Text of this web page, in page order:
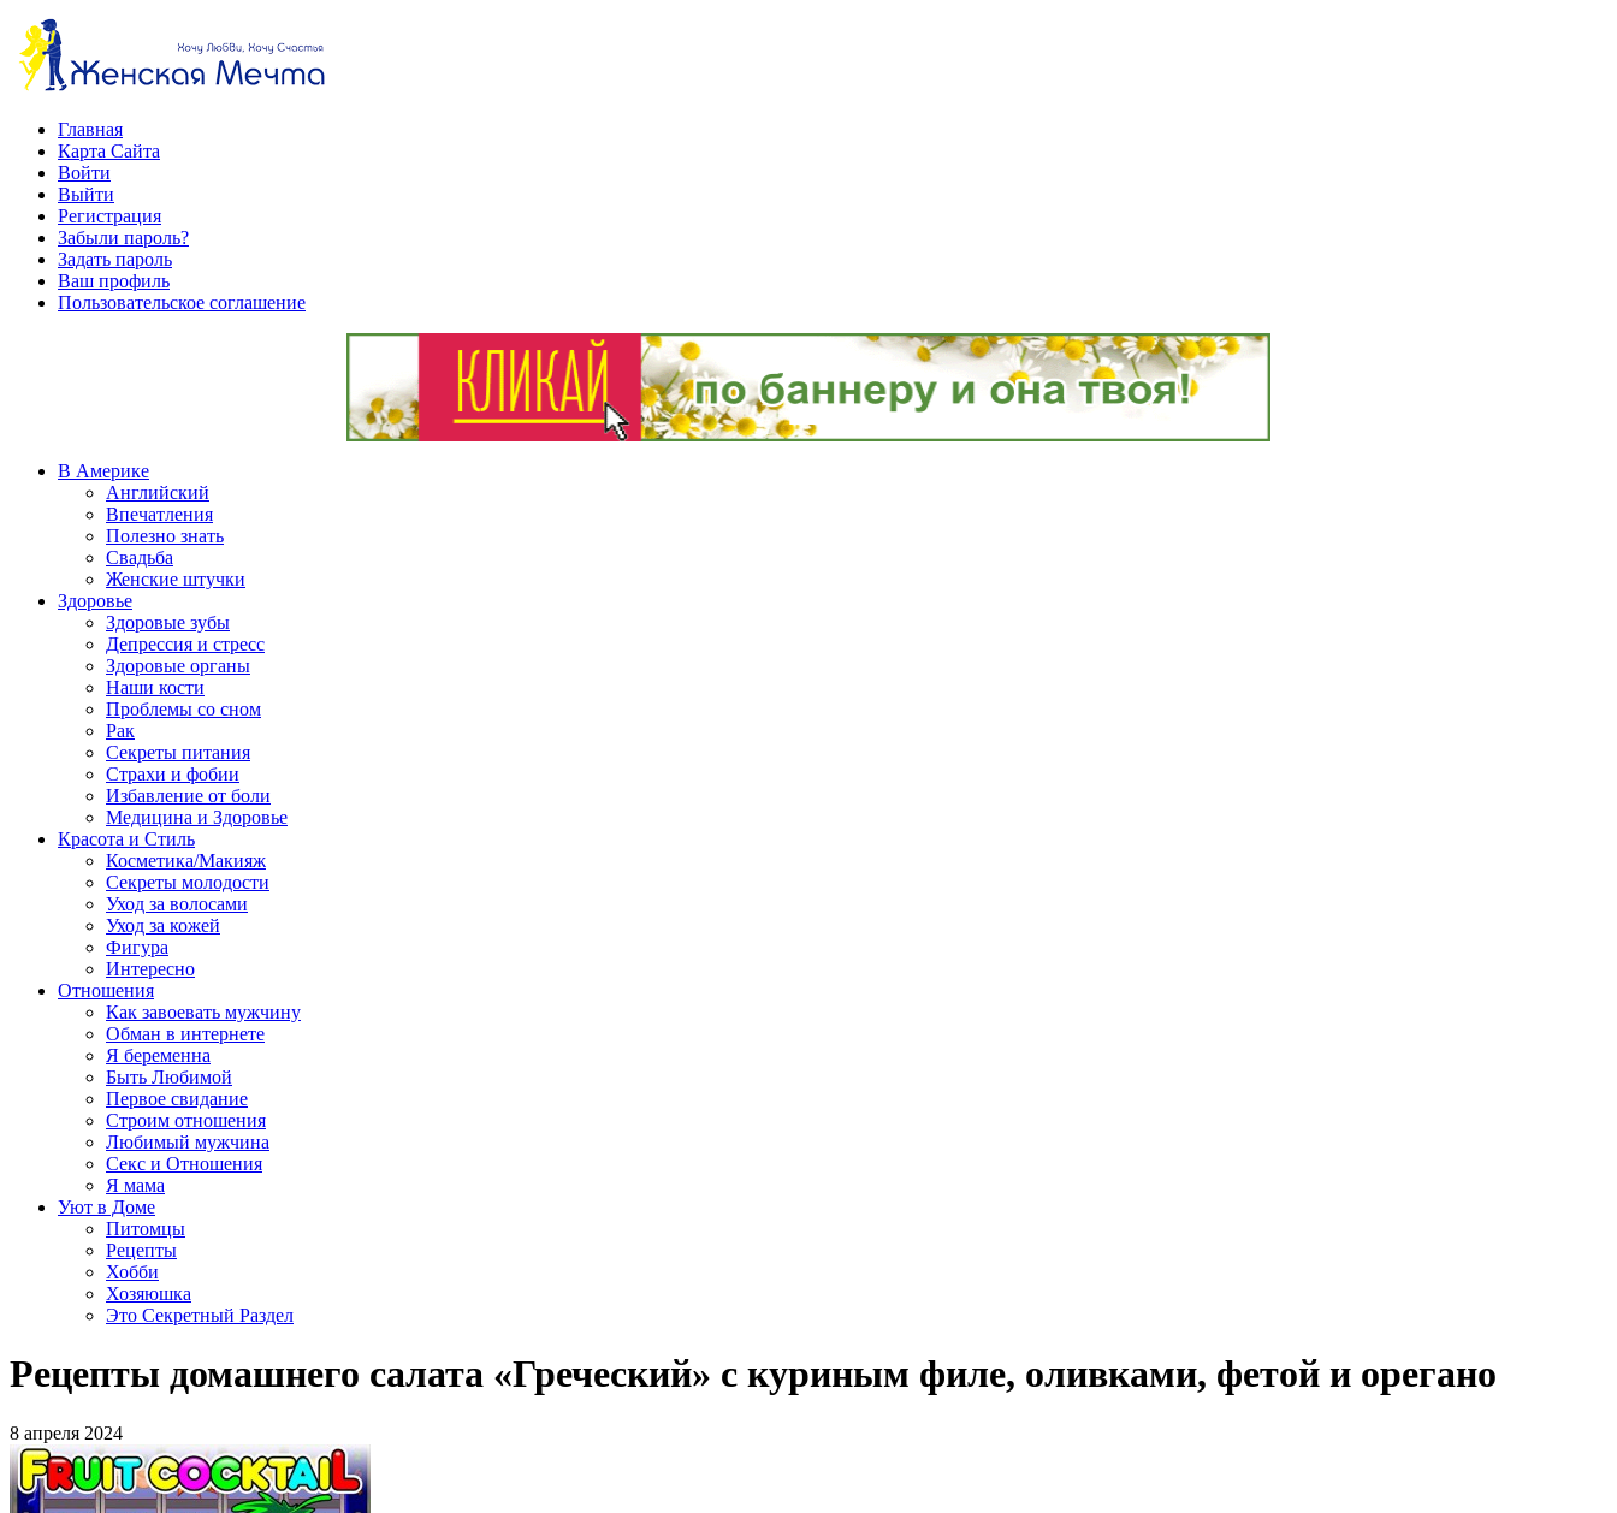
Главная
Карта Сайта
Войти
Выйти
Регистрация
Забыли пароль?
Задать пароль
Ваш профиль
Пользовательское соглашение
В Америке
Английский
Впечатления
Полезно знать
Свадьба
Женские штучки
Здоровье
Здоровые зубы
Депрессия и стресс
Здоровые органы
Наши кости
Проблемы со сном
Рак
Секреты питания
Страхи и фобии
Избавление от боли
Медицина и Здоровье
Красота и Стиль
Косметика/Макияж
Секреты молодости
Уход за волосами
Уход за кожей
Фигура
Интересно
Отношения
Как завоевать мужчину
Обман в интернете
Я беременна
Быть Любимой
Первое свидание
Строим отношения
Любимый мужчина
Секс и Отношения
Я мама
Уют в Доме
Питомцы
Рецепты
Хобби
Хозяюшка
Это Секретный Раздел
Рецепты домашнего салата «Греческий» с куриным филе, оливками, фетой и орегано
8 апреля 2024